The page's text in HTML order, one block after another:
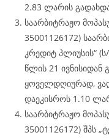
2.83 ლარის
საარბიტრაჟო
35001126172)
კრედიტ პლიუსის“
წლის 21 ივნისიდან
ყოველდღიურად,
დაეკისროს 1.10
საარბიტრაჟო
35001126172) შპს